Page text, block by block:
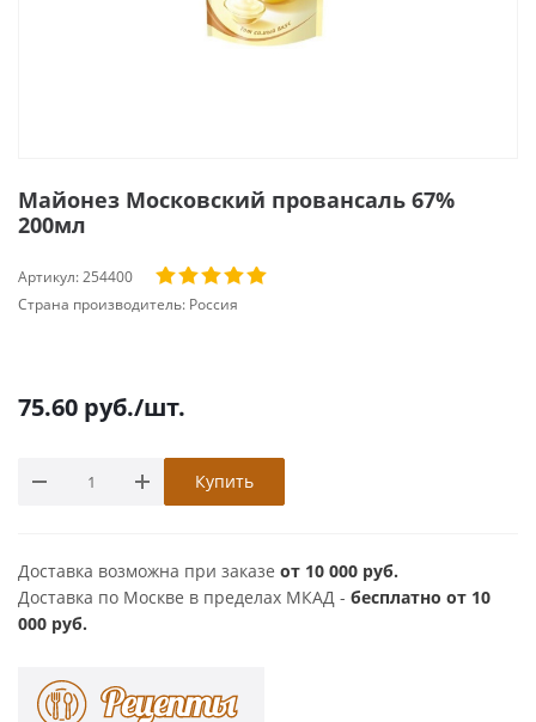
Майонез Московский провансаль 67%
200мл
Артикул:254400
Страна производитель: Россия
75.60 руб./шт.
Купить
Доставка возможна при заказе от 10 000 руб.
Доставка по Москве в пределах МКАД - бесплатно от 10
000 руб.